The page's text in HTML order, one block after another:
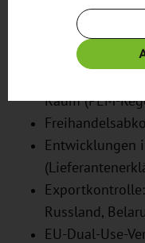
EU-
CSDDD,
Zoll, ATLAS,
Raum (PEM-
Entwicklungen
Russland,
EU-Dual-Use-
Verfügung.
Weitere